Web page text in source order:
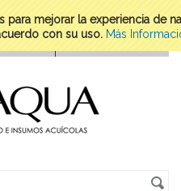
para mejorar la experiencia de
con su uso. Más